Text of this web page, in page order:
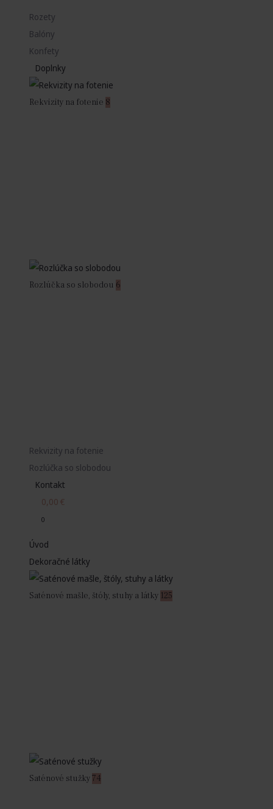
Rozety
Balóny
Konfety
Doplnky
Rekvizity na fotenie 8
Rozlúčka so slobodou 6
Rekvizity na fotenie
Rozlúčka so slobodou
Kontakt
0,00 €
0
Úvod
Dekoračné látky
Saténové mašle, štóly, stuhy a látky 125
Saténové stužky74